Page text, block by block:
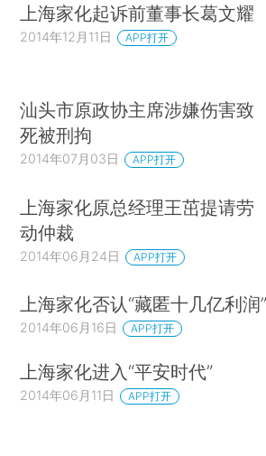
上海家化起诉前董事长葛文耀
2014年12月11日 APP打开
汕头市原政协主席涉嫌伤害致
死被刑拘
2014年07月03日 APP打开
上海家化原总经理王茁提请劳
动仲裁
2014年06月24日 APP打开
上海家化否认“藏匿十几亿利润”
2014年06月16日 APP打开
上海家化进入“平安时代”
2014年06月11日 APP打开